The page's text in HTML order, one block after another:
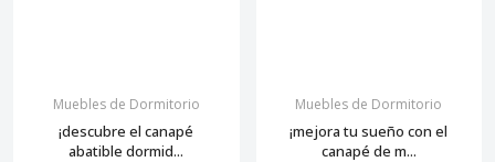
Muebles de Dormitorio
¡descubre el canapé
abatible dormid...
Muebles de Dormitorio
¡mejora tu sueño con el
canapé de m...